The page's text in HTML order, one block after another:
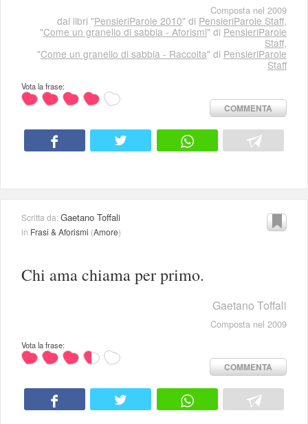
Composta nel 2009
dai libri "PensieriParole 2010" di PensieriParole Staff,
"Come un granello di sabbia - Aforismi" di PensieriParole
Staff,
"Come un granello di sabbia - Raccolta" di PensieriParole
Staff
Vota la frase:
COMMENTA
Scritta da:Gaetano Toffali
in Frasi & Aforismi (Amore)
Chi ama chiama per primo.
Gaetano Toffali
Composta nel 2009
Vota la frase:
COMMENTA